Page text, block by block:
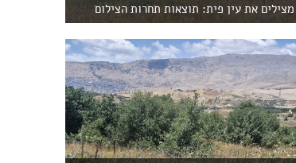
מצילים את עין פית: תוצאות תחרות הצילום